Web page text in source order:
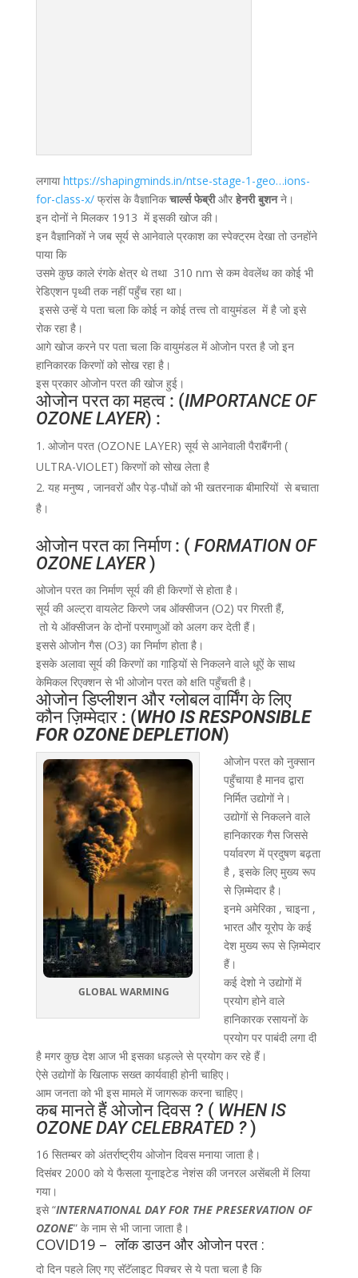
लगायाhttps://shapingminds.in/ntse-stage-1-geo…ions-
for-class-x/फ्रांस के वैज्ञानिकचार्ल्स फेब्रीऔर हेनरी बुशनने।
इन दोनों ने मिलकर 1913 में इसकी खोज की।
इन वैज्ञानिकों ने जब सूर्य से आनेवाले प्रकाश का स्पेक्ट्रम देखा तो उनहोंने
पाया कि
उसमे कुछ काले रंगके क्षेत्र थे तथा 310 nm से कम वेवलेंथ का कोई भी
रेडिएशन पृथ्वी तक नहीं पहुँच रहा था।
इससे उन्हें ये पता चला कि कोई न कोई तत्त्व तो वायुमंडल में है जो इसे
रोक रहा है।
आगे खोज करने पर पता चला कि वायुमंडल में ओजोन परत है जो इन
हानिकारक किरणों को सोख रहा है।
इस प्रकार ओजोन परत की खोज हुई।
ओजोन परत का महत्व : (IMPORTANCE OF
OZONE LAYER) :
ओजोन परत (OZONE LAYER) सूर्य से आनेवाली पैराबैंगनी (
ULTRA-VIOLET) किरणों को सोख लेता है
यह मनुष्य , जानवरों और पेड़-पौधों को भी खतरनाक बीमारियों से बचाता
है।
ओजोन परत का निर्माण : ( FORMATION OF
OZONE LAYER)
ओजोन परत का निर्माण सूर्य की ही किरणों से होता है।
सूर्य की अल्ट्रा वायलेट किरणे जब ऑक्सीजन (O2) पर गिरती हैं,
तो ये ऑक्सीजन के दोनों परमाणुओं को अलग कर देती हैं।
इससे ओजोन गैस (O3) का निर्माण होता है।
इसके अलावा सूर्य की किरणों का गाड़ियों से निकलने वाले धूऐं के साथ
केमिकल रिएक्शन से भी ओजोन परत को क्षति पहुँचती है।
ओजोन डिप्लीशन और ग्लोबल वार्मिंग के लिए
कौन ज़िम्मेदार : (WHO IS RESPONSIBLE
FOR OZONE DEPLETION)
GLOBAL WARMING
ओजोन परत को नुक्सान
पहुँचाया है मानव द्वारा
निर्मित उद्योगों ने।
उद्योगों से निकलने वाले
हानिकारक गैस जिससे
पर्यावरण में प्रदुषण बढ़ता
है , इसके लिए मुख्य रूप
से ज़िम्मेदार है।
इनमे अमेरिका , चाइना ,
भारत और यूरोप के कई
देश मुख्य रूप से ज़िम्मेदार
हैं।
कई देशो ने उद्योगों में
प्रयोग होने वाले
हानिकारक रसायनों के
प्रयोग पर पाबंदी लगा दी
है मगर कुछ देश आज भी इसका धड़ल्ले से प्रयोग कर रहे हैं।
ऐसे उद्योगों के खिलाफ सख्त कार्यवाही होनी चाहिए।
आम जनता को भी इस मामले में जागरूक करना चाहिए।
कब मानते हैं ओजोन दिवस ? ( WHEN IS
OZONE DAY CELEBRATED ?)
16 सितम्बर को अंतर्राष्ट्रीय ओजोन दिवस मनाया जाता है।
दिसंबर 2000 को ये फैसला यूनाइटेड नेशंस की जनरल असेंबली में लिया
गया।
इसे “INTERNATIONAL DAY FOR THE PRESERVATION OF
OZONE” के नाम से भी जाना जाता है।
COVID19 – लॉक डाउन और ओजोन परत :
दो दिन पहले लिए गए सॅटॅलाइट पिक्चर से ये पता चला है कि